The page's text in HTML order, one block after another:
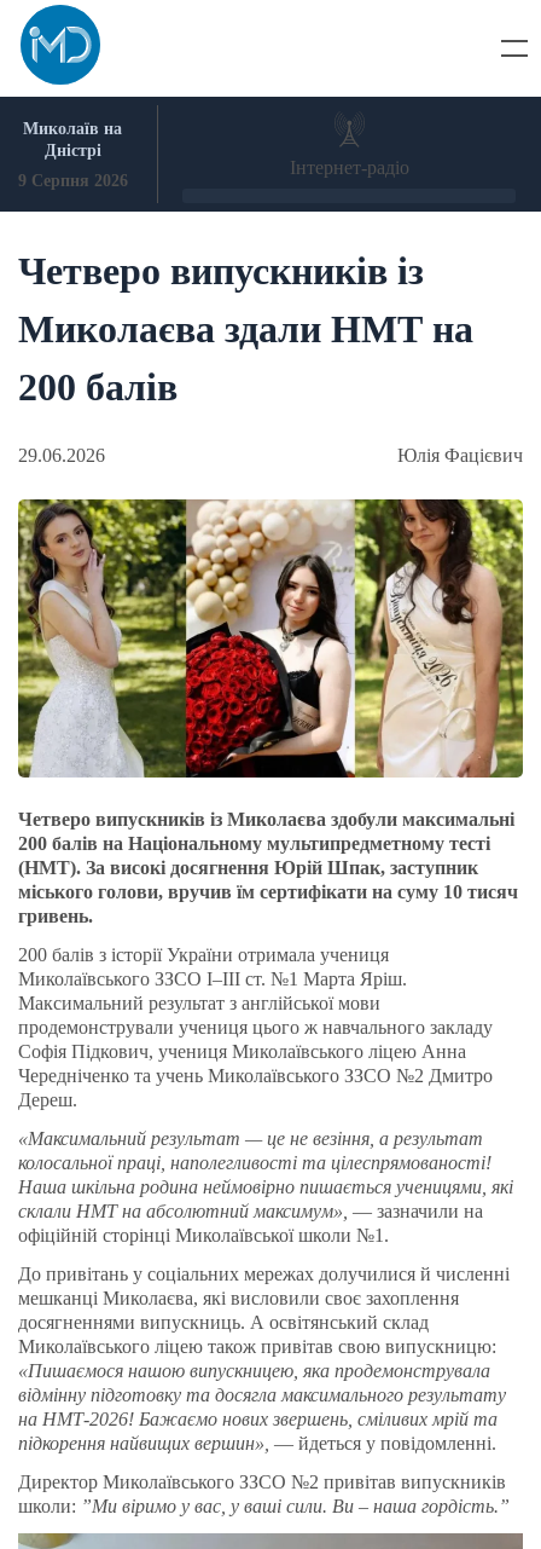
Skip
content
Миколаїв на
Дністрі
9 Серпня 2026
Інтернет-радіо
Четверо випускників із
Миколаєва здали НМТ на
200 балів
29.06.2026 Юлія Фацієвич
Четверо випускників із Миколаєва здобули максимальні
200 балів на Національному мультипредметному тесті
(НМТ). За високі досягнення Юрій Шпак, заступник
міського голови, вручив їм сертифікати на суму 10 тисяч
гривень.
200 балів з історії України отримала учениця
Миколаївського ЗЗСО І–ІІІ ст. №1 Марта Яріш.
Максимальний результат з англійської мови
продемонстрували учениця цього ж навчального закладу
Софія Підкович, учениця Миколаївського ліцею Анна
Чередніченко та учень Миколаївського ЗЗСО №2 Дмитро
Дереш.
«Максимальний результат — це не везіння, а результат
колосальної праці, наполегливості та цілеспрямованості!
Наша шкільна родина неймовірно пишається ученицями, які
склали НМТ на абсолютний максимум», — зазначили на
офіційній сторінці Миколаївської школи №1.
До привітань у соціальних мережах долучилися й численні
мешканці Миколаєва, які висловили своє захоплення
досягненнями випускниць. А освітянський склад
Миколаївського ліцею також привітав свою випускницю:
«Пишаємося нашою випускницею, яка продемонструвала
відмінну підготовку та досягла максимального результату
на НМТ-2026! Бажаємо нових звершень, сміливих мрій та
підкорення найвищих вершин», — йдеться у повідомленні.
Директор Миколаївського ЗЗСО №2 привітав випускників
школи: ”Ми віримо у вас, у ваші сили. Ви – наша гордість.”